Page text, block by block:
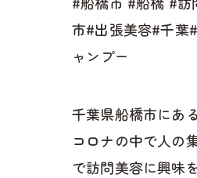
市#出張美容#千葉
ャンプー
千葉県船橋市にあ
コロナの中で人の
で訪問美容に興味